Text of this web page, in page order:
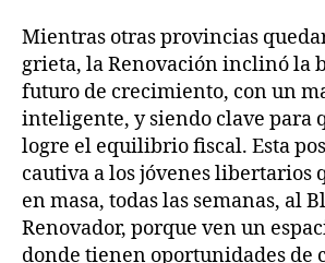
Mientras otras provincias
grieta, la Renovación inclinó la
futuro de crecimiento, con un
inteligente, y siendo clave para
logre el equilibrio fiscal. Esta
cautiva a los jóvenes libertarios
en masa, todas las semanas, al
Renovador, porque ven un
donde tienen oportunidades de